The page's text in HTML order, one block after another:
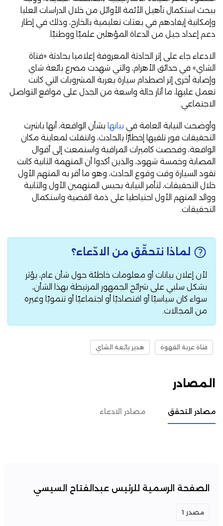
ببحث استكمال تأهيل الأئمة الأوائل من خلال الدراسات العليا
وإمكانية إيفادهم في بعثات تعليمية بالخارج، وذلك في إطار
دعم إعداد جيل من الدعاة المؤهلين علميًا ووطنيًا.
الادعاء جاء على إثر الحادثة المعروفة إعلاميا بحادثة «فتاة
الشاي» في حدائق الأهرام، والتي شهدت مصرع بائعة شاي
وإصابة أخرى إثر اصطدام سيارة بعربة المشروبات التي كانت
تعمل عليها، ما أثار حالة واسعة من الجدل على مواقع التواصل
الاجتماعي.
وأوضحت النيابة العامة في بيانها بشأن الواقعة، أنها باشرت
التحقيقات فور تلقيها إخطارًا بالحادث، وانتقلت لمعاينة مكان
الواقعة، وفحصت كاميرات المراقبة واستمعت إلى أقوال
المصابة وخمسة شهود، والذين أكدوا أن المتهمة الثانية كانت
تقود السيارة وقت وقوع الحادث، وهو ما أقر به المتهم الأول
خلال التحقيقات، لتأمر النيابة بحبس المتهمين الأول والثانية
ووالد المتهم الأول احتياطيا على ذمة القضية واستكمال
التحقيقات.
لماذا نتحقّق من الادّعاء؟
لأن إعلان بيانات أو معلومات خاطئة حول شأن عام، يؤثر
بشكل سلبي على شرائح الجمهور المرتبطة بهذا الشأن،
سواء كان سياسيًا أو اقتصاديًا أو اجتماعيًا أو تنمويًا وغيره
من المجالات.
فتاة عربة القهوة هدير بائعة الشاي
المصادر
مصادر التحقق مصادر الادعاء
الصفحة الرسمية للرئيس عبدالفتاح السيسي
مصدر 1